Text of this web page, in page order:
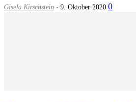
Gisela Kirschstein - 9. Oktober 2020 0